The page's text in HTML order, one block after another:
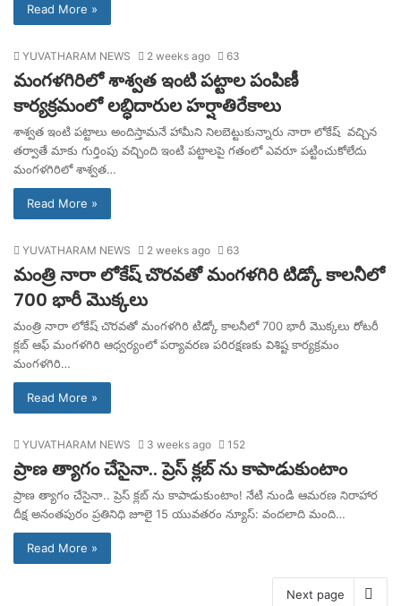
Read More »
YUVATHARAM NEWS 2 weeks ago 63
మంగళగిరిలో శాశ్వత ఇంటి పట్టాల పంపిణీ
కార్యక్రమంలో లబ్ధిదారుల హర్షాతిరేకాలు
శాశ్వత ఇంటి పట్టాలు అందిస్తామనే హామీని నిలబెట్టుకున్నారు నారా లోకేష్ వచ్చిన
తర్వాతే మాకు గుర్తింపు వచ్చింది ఇంటి పట్టాలపై గతంలో ఎవరూ పట్టించుకోలేదు
మంగళగిరిలో శాశ్వత…
Read More »
YUVATHARAM NEWS 2 weeks ago 63
మంత్రి నారా లోకేష్ చొరవతో మంగళగిరి టిడ్కో కాలనీలో
700 భారీ మొక్కలు
మంత్రి నారా లోకేష్ చొరవతో మంగళగిరి టిడ్కో కాలనీలో 700 భారీ మొక్కలు రోటరీ
క్లబ్ ఆఫ్ మంగళగిరి ఆధ్వర్యంలో పర్యావరణ పరిరక్షణకు విశిష్ట కార్యక్రమం
మంగళగిరి…
Read More »
YUVATHARAM NEWS 3 weeks ago 152
ప్రాణ త్యాగం చేసైనా.. ప్రెస్ క్లబ్ ను కాపాడుకుంటాం
ప్రాణ త్యాగం చేసైనా.. ప్రెస్ క్లబ్ ను కాపాడుకుంటాం! నేటి నుండి ఆమరణ నిరాహార
దీక్ష అనంతపురం ప్రతినిధి జూలై 15 యువతరం న్యూస్: వందలాది మంది…
Read More »
Next page